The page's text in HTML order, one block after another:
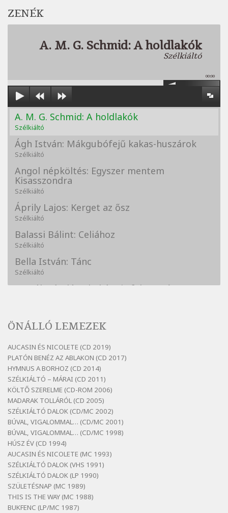
ZENÉK
A. M. G. Schmid: A holdlakók
Szélkiáltó
00:00
A. M. G. Schmid: A holdlakók
Szélkiáltó
Ágh István: Mákgubófejű kakas-huszárok
Szélkiáltó
Angol népköltés: Egyszer mentem
Kisasszondra
Szélkiáltó
Áprily Lajos: Kerget az ősz
Szélkiáltó
Balassi Bálint: Celiához
Szélkiáltó
Bella István: Tánc
Szélkiáltó
Bertók László: A kukára is fel vagy írva
Szélkiáltó
Bertók László: Az arcodra, ha nem vigyázol
Szélkiáltó
Bertók László: Dinnye Döme
Szélkiáltó
Bertók László: Diófa-levélen
Szélkiáltó
Bertók László: El-elképzelem a falansztert
Szélkiáltó
Bertók László: Elmenni kevés, itt maradni
sok
Szélkiáltó
Bertók László: Mintha már pénteken
vasárnap
Szélkiáltó
ÖNÁLLÓ LEMEZEK
AUCASIN ÉS NICOLETE (CD 2019)
PLATÓN BENÉZ AZ ABLAKON (CD 2017)
HYMNUS A BORHOZ (CD 2014)
SZÉLKIÁLTÓ – MÁRAI (CD 2011)
KÖLTŐ SZERELME (CD-ROM 2006)
MADARAK TOLLÁRÓL (CD 2005)
SZÉLKIÁLTÓ DALOK (CD/MC 2002)
BÚVAL, VIGALOMMAL… (CD/MC 2001)
BÚVAL, VIGALOMMAL… (CD/MC 1998)
HÚSZ ÉV (CD 1994)
AUCASIN ÉS NICOLETE (MC 1993)
SZÉLKIÁLTÓ DALOK (VHS 1991)
SZÉLKIÁLTÓ DALOK (LP 1990)
SZÜLETÉSNAP (MC 1989)
THIS IS THE WAY (MC 1988)
BUKFENC (LP/MC 1987)